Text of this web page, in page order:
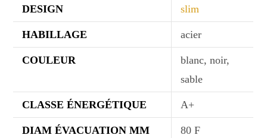
DESIGN slim
HABILLAGE acier
COULEUR
blanc, noir,
sable
CLASSE ÉNERGÉTIQUE A+
DIAM ÉVACUATION MM 80 F